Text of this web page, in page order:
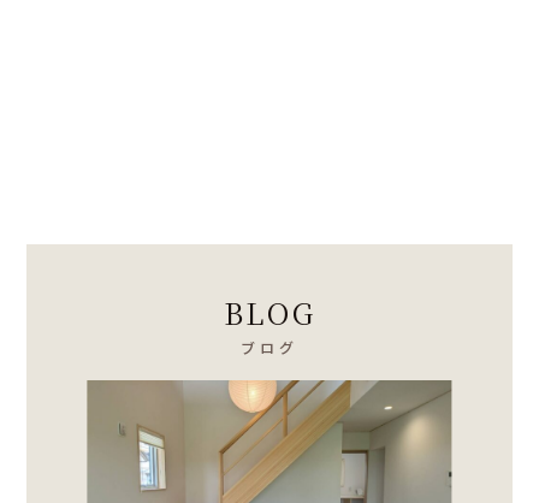
BLOG
ブログ